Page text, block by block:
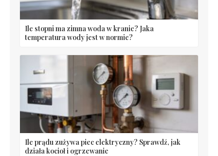
Ile stopni ma zimna woda w kranie? Jaka
temperatura wody jest w normie?
Ile prądu zużywa piec elektryczny? Sprawdź, jak
działa kocioł i ogrzewanie